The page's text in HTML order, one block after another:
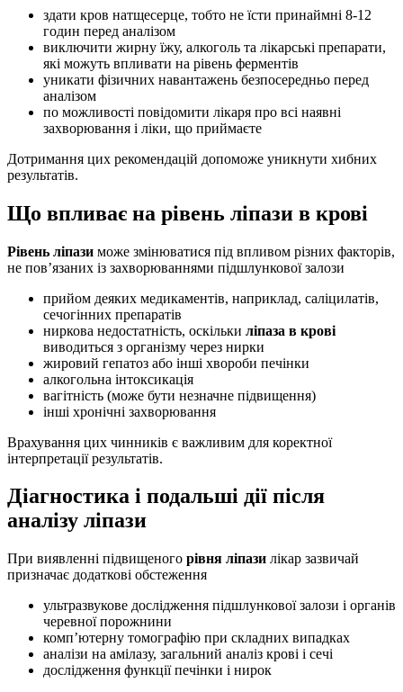
здати кров натщесерце, тобто не їсти принаймні 8-12
годин перед аналізом
виключити жирну їжу, алкоголь та лікарські препарати,
які можуть впливати на рівень ферментів
уникати фізичних навантажень безпосередньо перед
аналізом
по можливості повідомити лікаря про всі наявні
захворювання і ліки, що приймаєте
Дотримання цих рекомендацій допоможе уникнути хибних
результатів.
Що впливає на рівень ліпази в крові
Рівень ліпази може змінюватися під впливом різних факторів,
не пов’язаних із захворюваннями підшлункової залози
прийом деяких медикаментів, наприклад, саліцилатів,
сечогінних препаратів
ниркова недостатність, оскільки ліпаза в крові
виводиться з організму через нирки
жировий гепатоз або інші хвороби печінки
алкогольна інтоксикація
вагітність (може бути незначне підвищення)
інші хронічні захворювання
Врахування цих чинників є важливим для коректної
інтерпретації результатів.
Діагностика і подальші дії після
аналізу ліпази
При виявленні підвищеного рівня ліпази лікар зазвичай
призначає додаткові обстеження
ультразвукове дослідження підшлункової залози і органів
черевної порожнини
комп’ютерну томографію при складних випадках
аналізи на амілазу, загальний аналіз крові і сечі
дослідження функції печінки і нирок